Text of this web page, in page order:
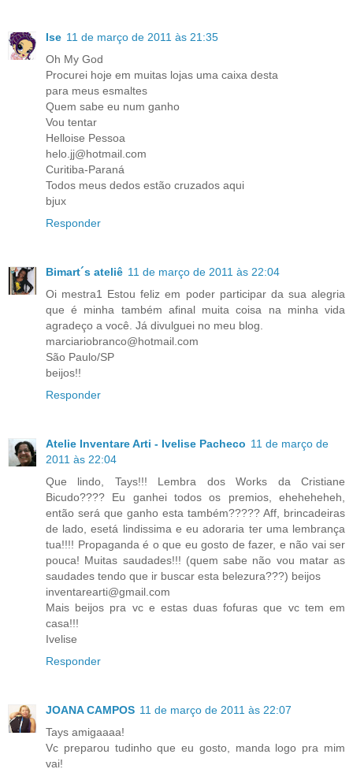
Ise 11 de março de 2011 às 21:35
Oh My God
Procurei hoje em muitas lojas uma caixa desta
para meus esmaltes
Quem sabe eu num ganho
Vou tentar
Helloise Pessoa
helo.jj@hotmail.com
Curitiba-Paraná
Todos meus dedos estão cruzados aqui
bjux
Responder
Bimart´s ateliê 11 de março de 2011 às 22:04
Oi mestra1 Estou feliz em poder participar da sua alegria
que é minha também afinal muita coisa na minha vida
agradeço a você. Já divulguei no meu blog.
marciariobranco@hotmail.com
São Paulo/SP
beijos!!
Responder
Atelie Inventare Arti - Ivelise Pacheco 11 de março de
2011 às 22:04
Que lindo, Tays!!! Lembra dos Works da Cristiane
Bicudo???? Eu ganhei todos os premios, eheheheheh,
então será que ganho esta também????? Aff, brincadeiras
de lado, esetá lindissima e eu adoraria ter uma lembrança
tua!!!! Propaganda é o que eu gosto de fazer, e não vai ser
pouca! Muitas saudades!!! (quem sabe não vou matar as
saudades tendo que ir buscar esta belezura???) beijos
inventarearti@gmail.com
Mais beijos pra vc e estas duas fofuras que vc tem em
casa!!!
Ivelise
Responder
JOANA CAMPOS 11 de março de 2011 às 22:07
Tays amigaaaa!
Vc preparou tudinho que eu gosto, manda logo pra mim
vai!